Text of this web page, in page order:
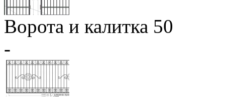
Ворота и калитка 50
-